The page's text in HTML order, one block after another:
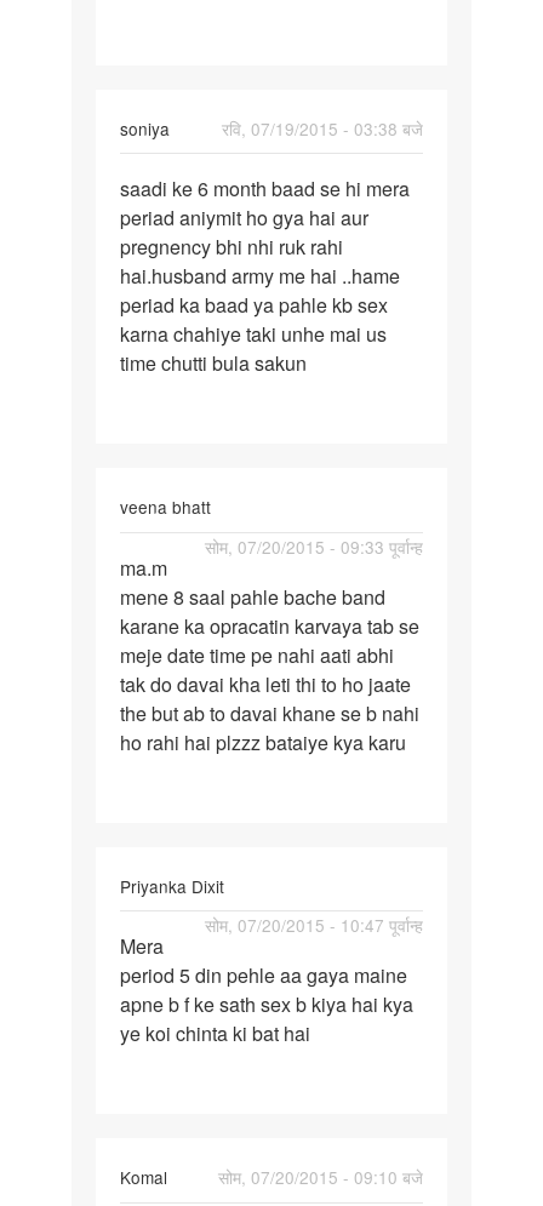
soniya
रवि, 07/19/2015 - 03:38 बजे
saadi
ke
6
month
baad
se
hi
saadi ke 6 month baad se hi mera
periad aniymit ho gya hai aur
pregnency bhi nhi ruk rahi
hai.husband army me hai ..hame
periad ka baad ya pahle kb sex
karna chahiye taki unhe mai us
time chutti bula sakun
veena bhatt
सोम, 07/20/2015 - 09:33 पूर्वान्ह
ma.m
mene
8
saal
pahle
bache
ma.m
mene 8 saal pahle bache band
karane ka opracatin karvaya tab se
meje date time pe nahi aati abhi
tak do davai kha leti thi to ho jaate
the but ab to davai khane se b nahi
ho rahi hai plzzz bataiye kya karu
Priyanka Dixit
सोम, 07/20/2015 - 10:47 पूर्वान्ह
Mera
period
5
din
Mera
period 5 din pehle aa gaya maine
apne b f ke sath sex b kiya hai kya
ye koi chinta ki bat hai
Komal
सोम, 07/20/2015 - 09:10 बजे